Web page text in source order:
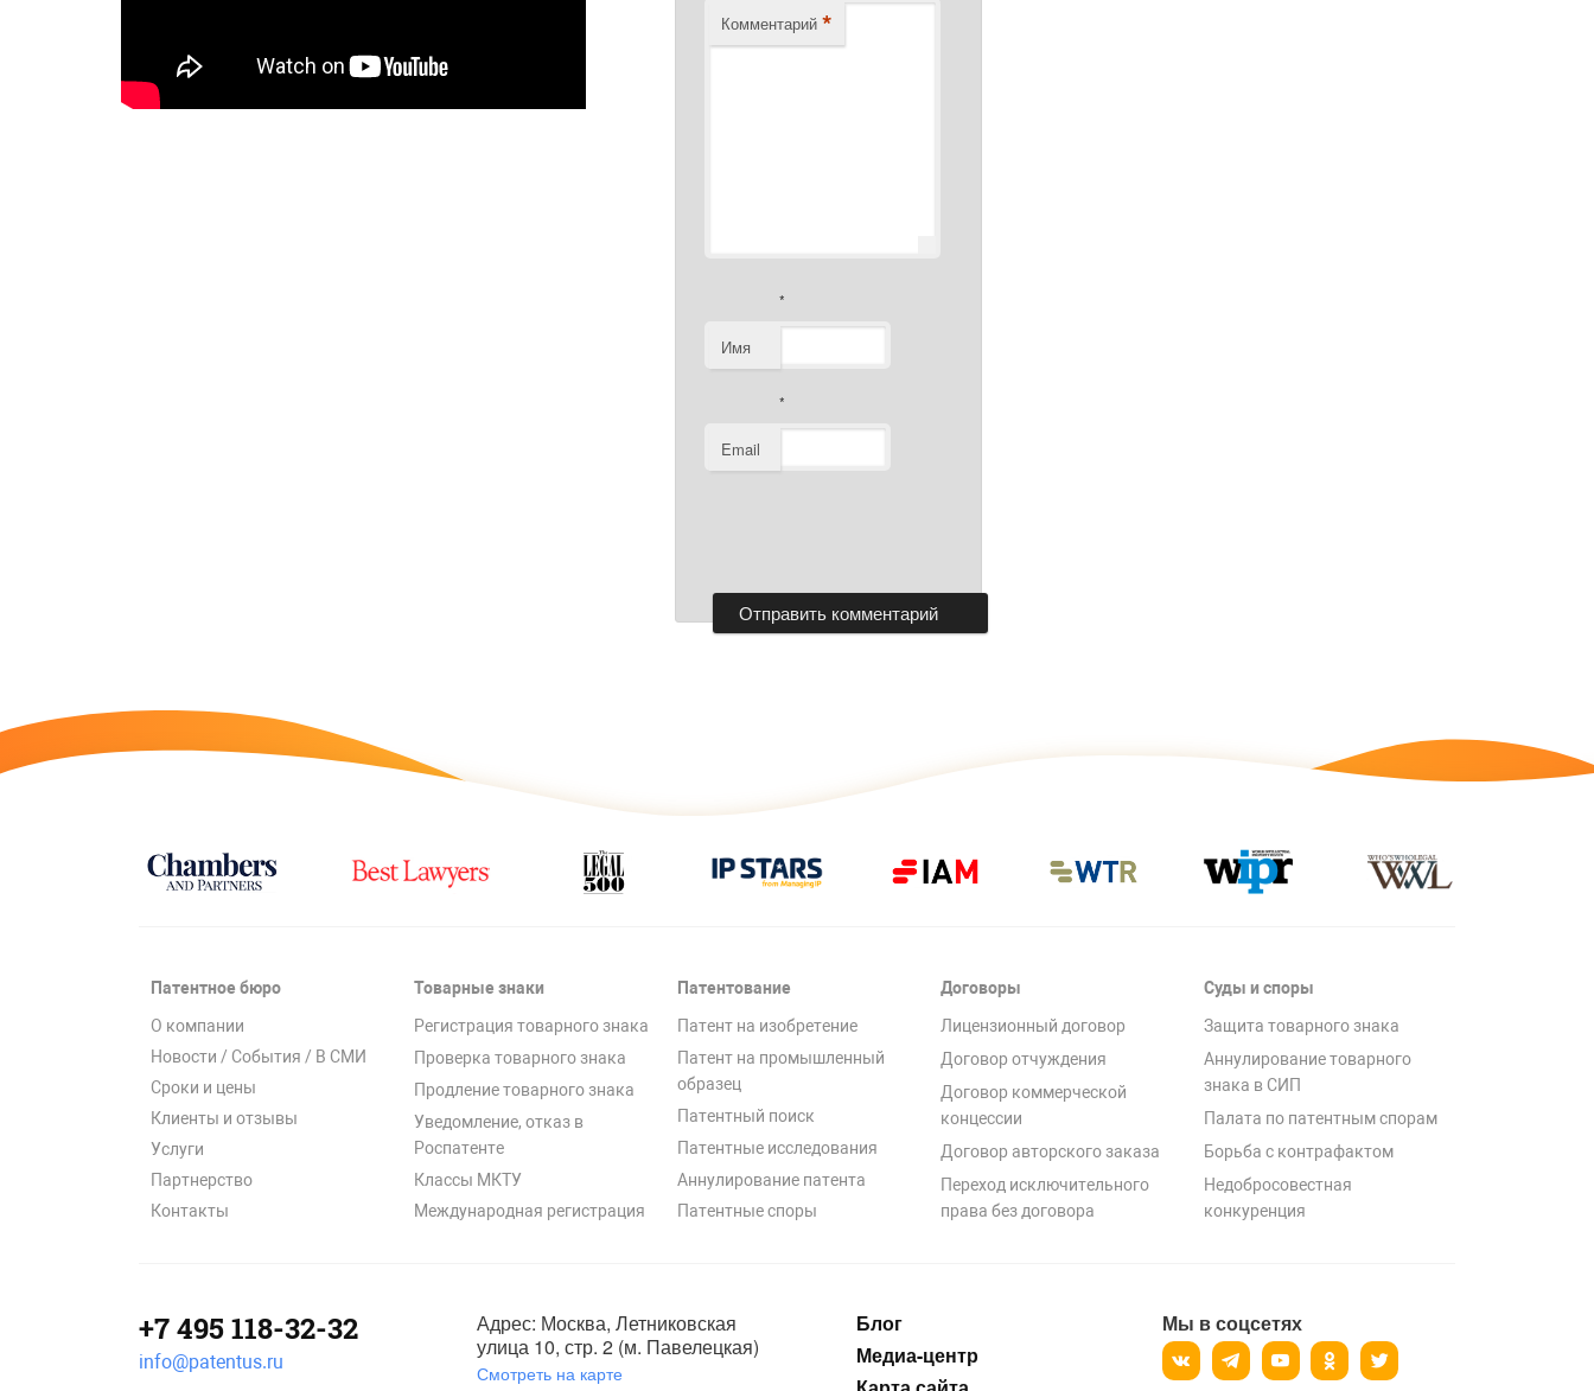
Комментарий *
Имя
*
Email
*
Патентное бюро
О компании
Новости / События / В СМИ
Сроки и цены
Клиенты и отзывы
Услуги
Партнерство
Контакты
Товарные знаки
Регистрация товарного знака
Проверка товарного знака
Продление товарного знака
Уведомление, отказ в
Роспатенте
Классы МКТУ
Международная регистрация
Патентование
Патент на изобретение
Патент на промышленный
образец
Патентный поиск
Патентные исследования
Аннулирование патента
Патентные споры
Договоры
Лицензионный договор
Договор отчуждения
Договор коммерческой
концессии
Договор авторского заказа
Переход исключительного
права без договора
Суды и споры
Защита товарного знака
Аннулирование товарного
знака в СИП
Палата по патентным спорам
Борьба с контрафактом
Недобросовестная
конкуренция
+7 495 118-32-32
info@patentus.ru
Адрес: Москва, Летниковская
улица 10, стр. 2 (м. Павелецкая)
Смотреть на карте
Блог
Медиа-центр
Мы в соцсетях